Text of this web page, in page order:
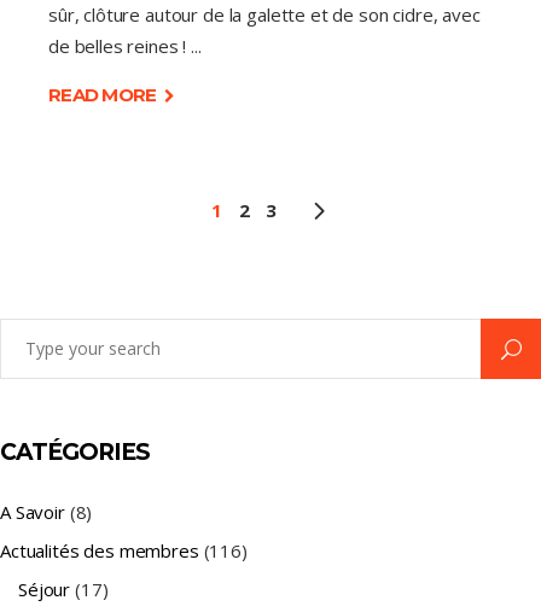
sûr, clôture autour de la galette et de son cidre, avec
de belles reines !
READ MORE
1 2 3
CATÉGORIES
A Savoir(8)
Actualités des membres (116)
Séjour (17)